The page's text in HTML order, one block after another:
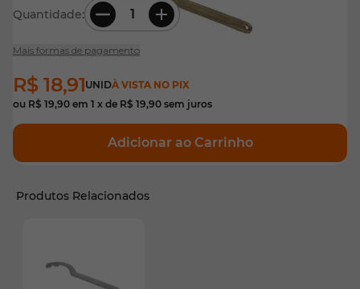
Quantidade:
Mais formas de pagamento
R$ 18,91UNIDÀ VISTA NO PIX
ou R$ 19,90 em 1 x de R$ 19,90 sem juros
Adicionar ao Carrinho
Produtos Relacionados